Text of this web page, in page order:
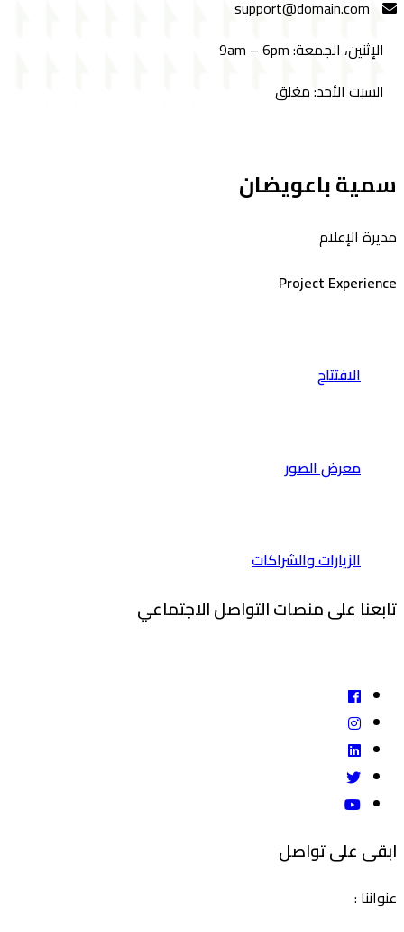
الإثنين، الجمعة: 9am – 6pm
السبت الأحد: مغلق
سمية باعويضان
مديرة الإعلام
Project Experience
الافتتاح
معرض الصور
الزيارات والشراكات
تابعنا على منصات التواصل الاجتماعي
ابقى على تواصل
عنواننا :